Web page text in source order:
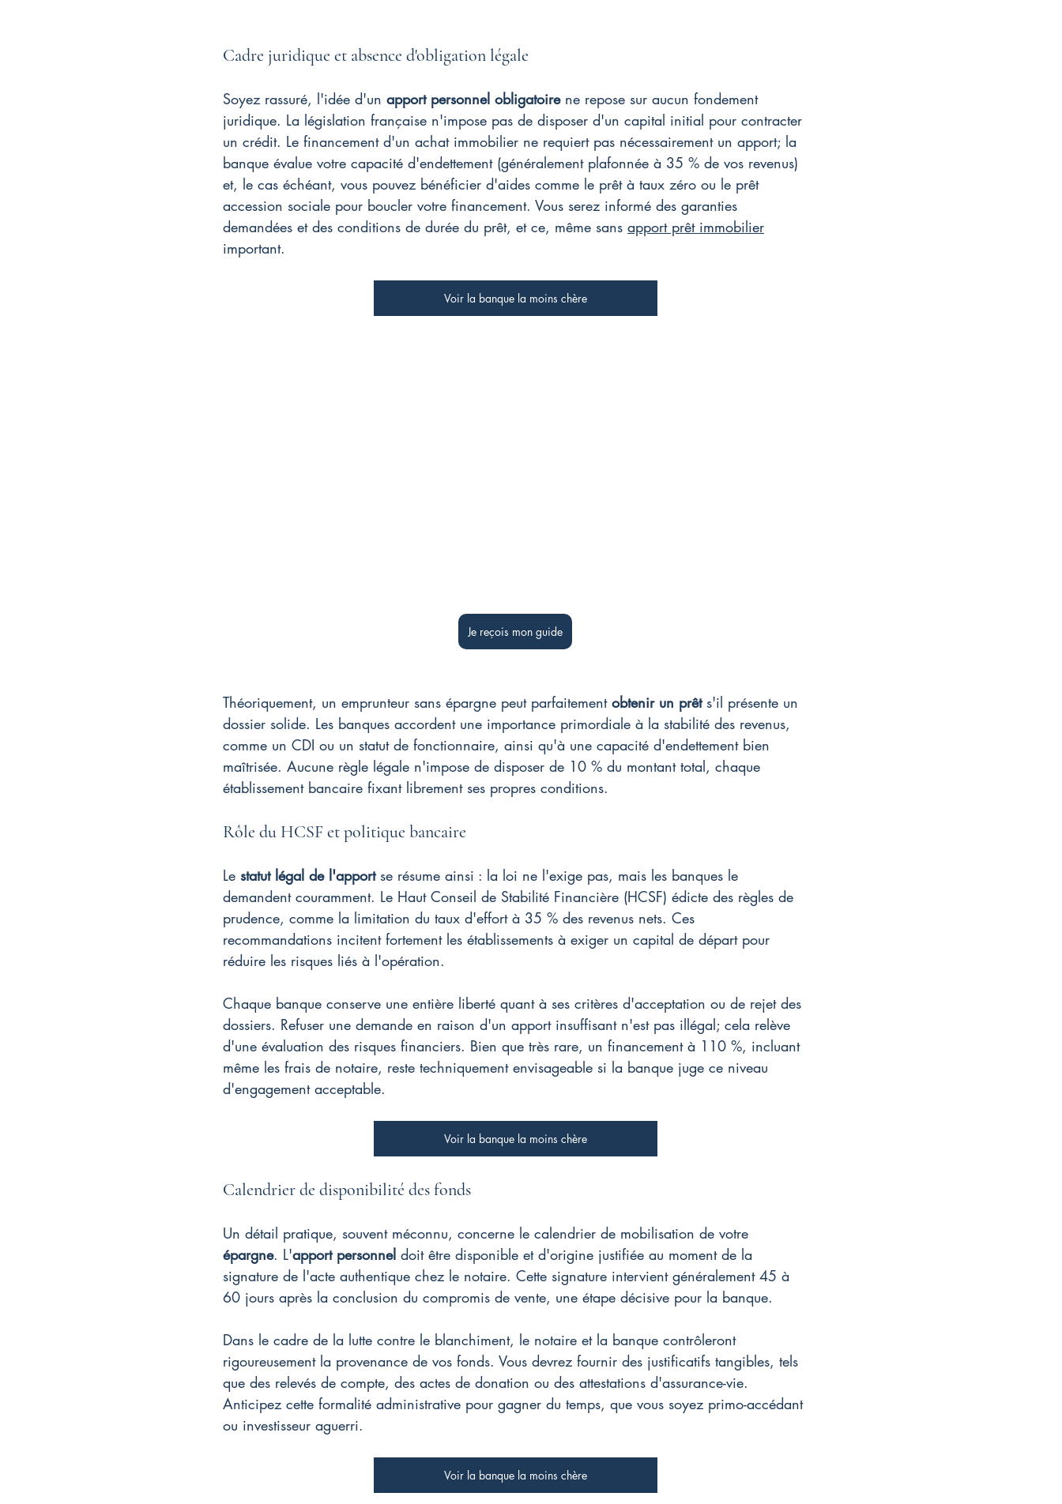
Cadre juridique et absence d'obligation légale
Soyez rassuré, l'idée d'un apport personnel obligatoire ne repose sur aucun fondement
juridique. La législation française n'impose pas de disposer d'un capital initial pour contracter
un crédit. Le financement d'un achat immobilier ne requiert pas nécessairement un apport; la
banque évalue votre capacité d'endettement (généralement plafonnée à 35 % de vos revenus)
et, le cas échéant, vous pouvez bénéficier d'aides comme le prêt à taux zéro ou le prêt
accession sociale pour boucler votre financement. Vous serez informé des garanties
demandées et des conditions de durée du prêt, et ce, même sans apport prêt immobilier
important.
Voir la banque la moins chère
Je reçois mon guide
Théoriquement, un emprunteur sans épargne peut parfaitement obtenir un prêt s'il présente un
dossier solide. Les banques accordent une importance primordiale à la stabilité des revenus,
comme un CDI ou un statut de fonctionnaire, ainsi qu'à une capacité d'endettement bien
maîtrisée. Aucune règle légale n'impose de disposer de 10 % du montant total, chaque
établissement bancaire fixant librement ses propres conditions.
Rôle du HCSF et politique bancaire
Le statut légal de l'apport se résume ainsi : la loi ne l'exige pas, mais les banques le
demandent couramment. Le Haut Conseil de Stabilité Financière (HCSF) édicte des règles de
prudence, comme la limitation du taux d'effort à 35 % des revenus nets. Ces
recommandations incitent fortement les établissements à exiger un capital de départ pour
réduire les risques liés à l'opération.
Chaque banque conserve une entière liberté quant à ses critères d'acceptation ou de rejet des
dossiers. Refuser une demande en raison d'un apport insuffisant n'est pas illégal; cela relève
d'une évaluation des risques financiers. Bien que très rare, un financement à 110 %, incluant
même les frais de notaire, reste techniquement envisageable si la banque juge ce niveau
d'engagement acceptable.
Voir la banque la moins chère
Calendrier de disponibilité des fonds
Un détail pratique, souvent méconnu, concerne le calendrier de mobilisation de votre
épargne. L'apport personnel doit être disponible et d'origine justifiée au moment de la
signature de l'acte authentique chez le notaire. Cette signature intervient généralement 45 à
60 jours après la conclusion du compromis de vente, une étape décisive pour la banque.
Dans le cadre de la lutte contre le blanchiment, le notaire et la banque contrôleront
rigoureusement la provenance de vos fonds. Vous devrez fournir des justificatifs tangibles, tels
que des relevés de compte, des actes de donation ou des attestations d'assurance-vie.
Anticipez cette formalité administrative pour gagner du temps, que vous soyez primo-accédant
ou investisseur aguerri.
Voir la banque la moins chère